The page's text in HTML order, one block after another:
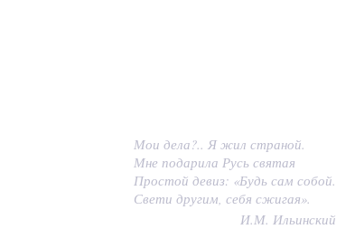
Мои дела?.. Я жил страной.
Мне подарила Русь святая
Простой девиз: «Будь сам собой.
Свети другим, себя сжигая».
И.М. Ильинский